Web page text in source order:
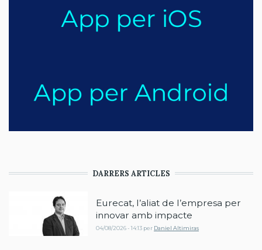
DARRERS ARTICLES
Eurecat, l’aliat de l’empresa per
innovar amb impacte
04/08/2026 - 14:13 per Daniel Altimiras